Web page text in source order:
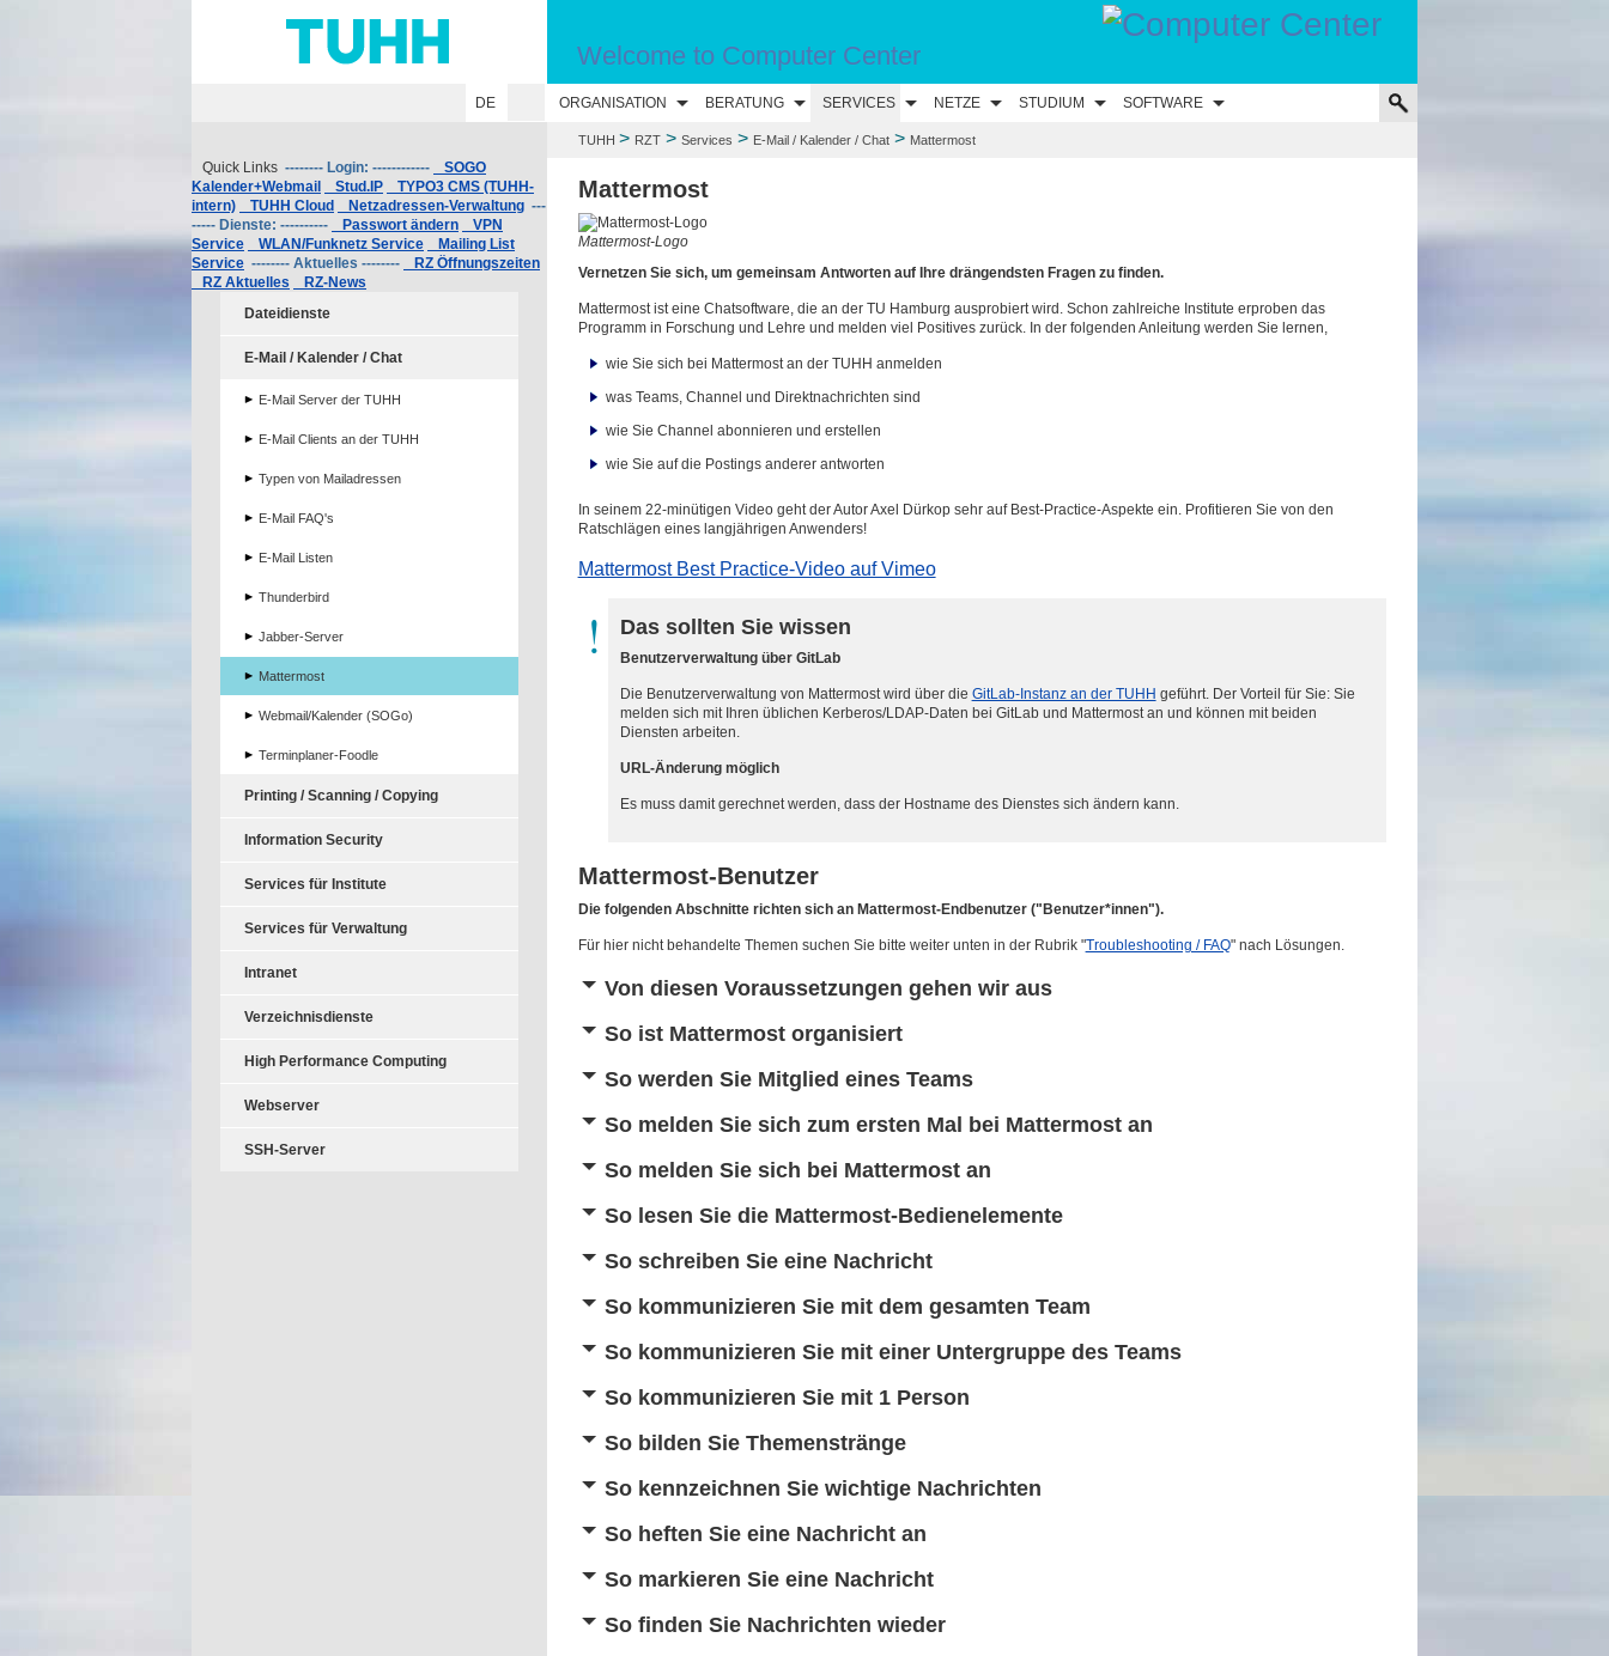
Welcome to Computer Center
DE ORGANISATION BERATUNG SERVICES NETZE STUDIUM SOFTWARE
TUHH > RZT> Services > E-Mail / Kalender / Chat> Mattermost
Mattermost
Mattermost-Logo
Vernetzen Sie sich, um gemeinsam Antworten auf Ihre drängendsten Fragen zu finden.
Mattermost ist eine Chatsoftware, die an der TU Hamburg ausprobiert wird. Schon zahlreiche Institute erproben das
Programm in Forschung und Lehre und melden viel Positives zurück. In der folgenden Anleitung werden Sie lernen,
wie Sie sich bei Mattermost an der TUHH anmelden
was Teams, Channel und Direktnachrichten sind
wie Sie Channel abonnieren und erstellen
wie Sie auf die Postings anderer antworten
In seinem 22-minütigen Video geht der Autor Axel Dürkop sehr auf Best-Practice-Aspekte ein. Profitieren Sie von den
Ratschlägen eines langjährigen Anwenders!
Mattermost Best Practice-Video auf Vimeo
Das sollten Sie wissen
Benutzerverwaltung über GitLab
Die Benutzerverwaltung von Mattermost wird über die GitLab-Instanz an der TUHH geführt. Der Vorteil für Sie: Sie
melden sich mit Ihren üblichen Kerberos/LDAP-Daten bei GitLab und Mattermost an und können mit beiden
Diensten arbeiten.
URL-Änderung möglich
Es muss damit gerechnet werden, dass der Hostname des Dienstes sich ändern kann.
Mattermost-Benutzer
Die folgenden Abschnitte richten sich an Mattermost-Endbenutzer ("Benutzer*innen").
Für hier nicht behandelte Themen suchen Sie bitte weiter unten in der Rubrik "Troubleshooting / FAQ" nach Lösungen.
Von diesen Voraussetzungen gehen wir aus
So ist Mattermost organisiert
So werden Sie Mitglied eines Teams
So melden Sie sich zum ersten Mal bei Mattermost an
So melden Sie sich bei Mattermost an
So lesen Sie die Mattermost-Bedienelemente
So schreiben Sie eine Nachricht
So kommunizieren Sie mit dem gesamten Team
So kommunizieren Sie mit einer Untergruppe des Teams
So kommunizieren Sie mit 1 Person
So bilden Sie Themenstränge
So kennzeichnen Sie wichtige Nachrichten
So heften Sie eine Nachricht an
So markieren Sie eine Nachricht
So finden Sie Nachrichten wieder
Quick Links -------- Login: ------------
SOGO
Kalender+Webmail
Stud.IP
TYPO3 CMS (TUHH-
intern)
TUHH Cloud Netzadressen-Verwaltung ---
----- Dienste: ----------
Passwort ändern
VPN
Service
WLAN/Funknetz Service
Mailing List
Service -------- Aktuelles --------
RZ Öffnungszeiten
RZ Aktuelles
RZ-News
Dateidienste
E-Mail / Kalender / Chat
E-Mail Server der TUHH
E-Mail Clients an der TUHH
Typen von Mailadressen
E-Mail FAQ's
E-Mail Listen
Thunderbird
Jabber-Server
Mattermost
Webmail/Kalender (SOGo)
Terminplaner-Foodle
Printing / Scanning / Copying
Information Security
Services für Institute
Services für Verwaltung
Intranet
Verzeichnisdienste
High Performance Computing
Webserver
SSH-Server